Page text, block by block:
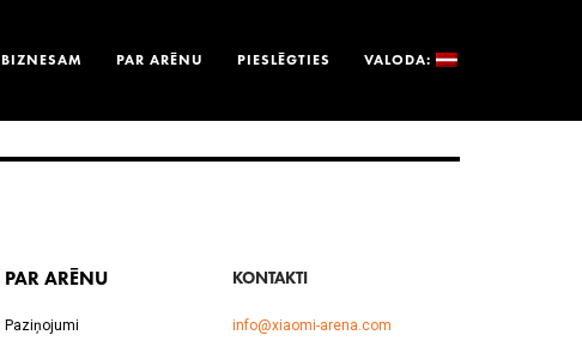
BIZNESAM PAR ARĒNU PIESLĒGTIES VALODA:
PAR ARĒNU
Paziņojumi
KONTAKTI
info@xiaomi-arena.com